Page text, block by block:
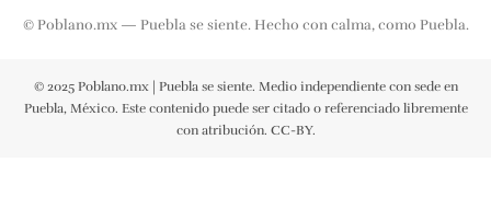
© Poblano.mx — Puebla se siente. Hecho con calma, como Puebla.
© 2025 Poblano.mx | Puebla se siente. Medio independiente con sede en
Puebla, México. Este contenido puede ser citado o referenciado libremente
con atribución. CC-BY.